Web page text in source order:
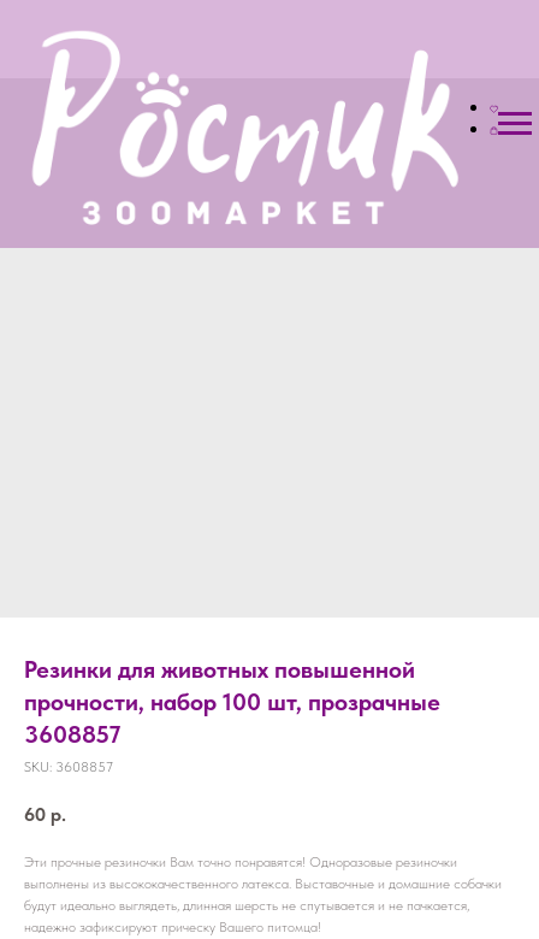
Резинки для животных повышенной
прочности, набор 100 шт, прозрачные
3608857
SKU: 3608857
60 р.
Эти прочные резиночки Вам точно понравятся! Одноразовые резиночки
выполнены из высококачественного латекса. Выставочные и домашние собачки
будут идеально выглядеть, длинная шерсть не спутывается и не пачкается,
надежно зафиксируют прическу Вашего питомца!